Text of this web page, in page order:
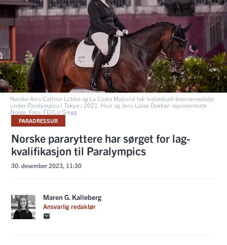
Norske Ann Cathrin Lübbe og La Costa Majlund tok individuell bronsemedalje
under Paralympics i Tokyo i 2021. Hun og Jens Lasse Dokkan representerte
Norge. Foto: FEI/Liz Gregg
PARADRESSUR
Norske pararyttere har sørget for lag-
kvalifikasjon til Paralympics
30. desember 2023, 11:30
Maren G. Kalleberg
Ansvarlig redaktør